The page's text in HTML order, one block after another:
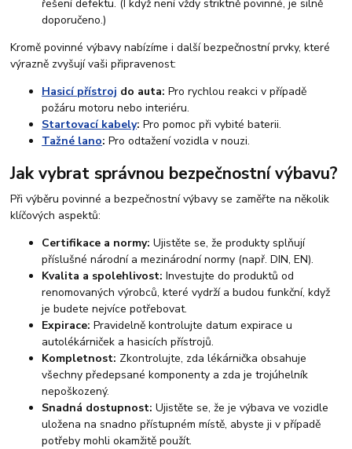
řešení defektu. (I když není vždy striktně povinné, je silně
doporučeno.)
Kromě povinné výbavy nabízíme i další bezpečnostní prvky, které
výrazně zvyšují vaši připravenost:
Hasicí přístroj do auta: Pro rychlou reakci v případě
požáru motoru nebo interiéru.
Startovací kabely: Pro pomoc při vybité baterii.
Tažné lano: Pro odtažení vozidla v nouzi.
Jak vybrat správnou bezpečnostní výbavu?
Při výběru povinné a bezpečnostní výbavy se zaměřte na několik
klíčových aspektů:
Certifikace a normy: Ujistěte se, že produkty splňují
příslušné národní a mezinárodní normy (např. DIN, EN).
Kvalita a spolehlivost: Investujte do produktů od
renomovaných výrobců, které vydrží a budou funkční, když
je budete nejvíce potřebovat.
Expirace: Pravidelně kontrolujte datum expirace u
autolékárniček a hasicích přístrojů.
Kompletnost: Zkontrolujte, zda lékárnička obsahuje
všechny předepsané komponenty a zda je trojúhelník
nepoškozený.
Snadná dostupnost: Ujistěte se, že je výbava ve vozidle
uložena na snadno přístupném místě, abyste ji v případě
potřeby mohli okamžitě použít.